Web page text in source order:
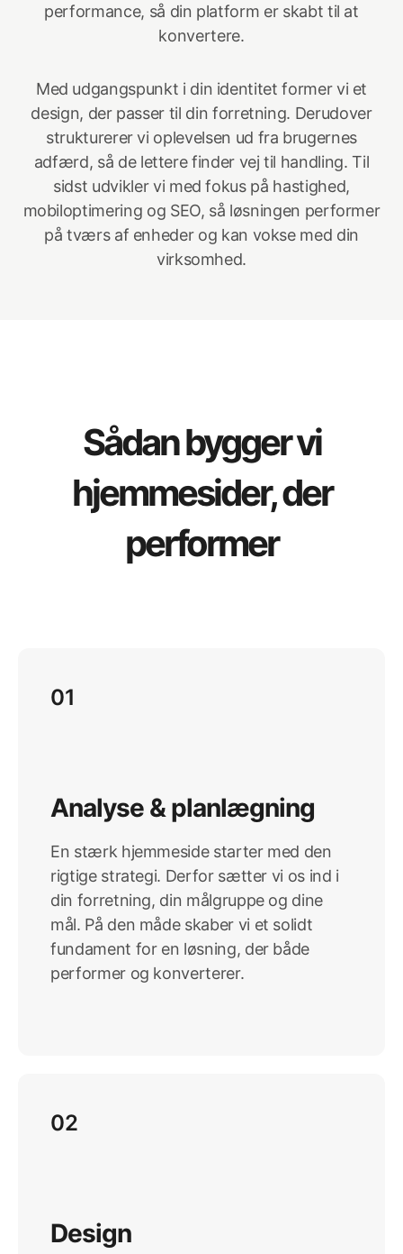
performance, så din platform er skabt til at
konvertere.
Med udgangspunkt i din identitet former vi et
design, der passer til din forretning. Derudover
strukturerer vi oplevelsen ud fra brugernes
adfærd, så de lettere finder vej til handling. Til
sidst udvikler vi med fokus på hastighed,
mobiloptimering og SEO, så løsningen performer
på tværs af enheder og kan vokse med din
virksomhed.
Sådan bygger vi
hjemmesider, der
performer
01
Analyse & planlægning
En stærk hjemmeside starter med den
rigtige strategi. Derfor sætter vi os ind i
din forretning, din målgruppe og dine
mål. På den måde skaber vi et solidt
fundament for en løsning, der både
performer og konverterer.
02
Design